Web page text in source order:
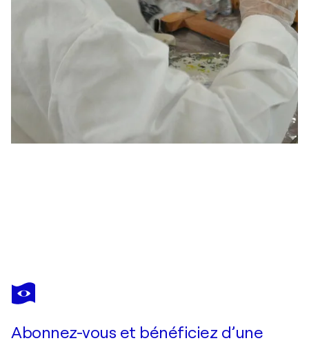
VÉRONIQUE DEGABRIEL
Raisins du Luberon en Provence
Abonnez-vous et bénéficiez d’une